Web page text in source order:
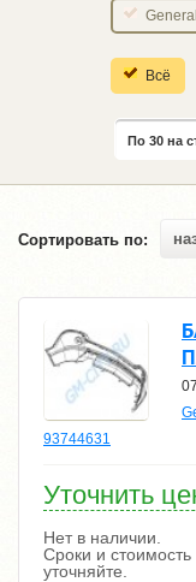
Всё
По 30 на
Сортировать по:
93744631
Уточнить
Нет в наличии.
Сроки и стоимость
уточняйте.